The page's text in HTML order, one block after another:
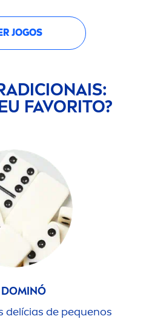
JOGOS
FAVORITO?
DOMINÓ
delícias de pequenos